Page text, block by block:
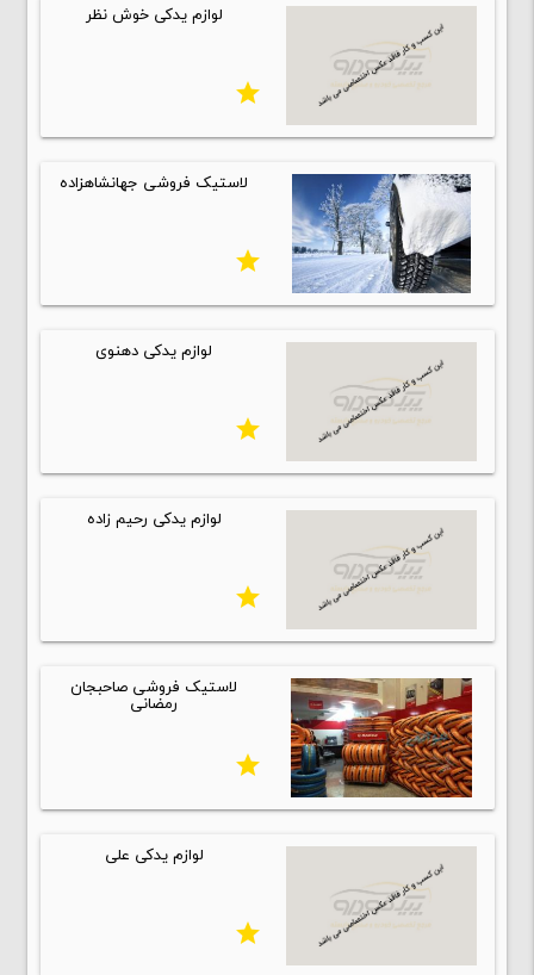
لوازم یدکی خوش نظر
star
لاستیک فروشی جهانشاهزاده
star
لوازم یدکی دهنوی
star
لوازم یدکی رحیم زاده
star
لاستیک فروشی صاحبجان
رمضانی
star
لوازم یدکی علی
star